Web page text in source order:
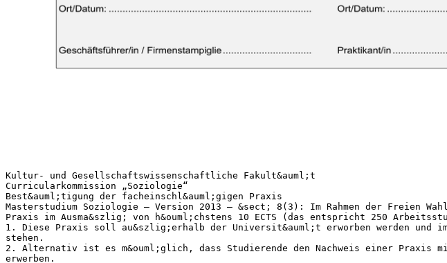
Kultur- und Gesellschaftswissenschaftliche Fakult&auml;t
Curricularkommission „Soziologie“
Best&auml;tigung der facheinschl&auml;gigen Praxis
Masterstudium Soziologie – Version 2013 – &sect; 8(3): Im Rahmen der Freien
Praxis im Ausma&szlig; von h&ouml;chstens 10 ECTS (das entspricht 250
1. Diese Praxis soll au&szlig;erhalb der Universit&auml;t erworben werden und
stehen.
2. Alternativ ist es m&ouml;glich, dass Studierende den Nachweis einer Praxis
erwerben.